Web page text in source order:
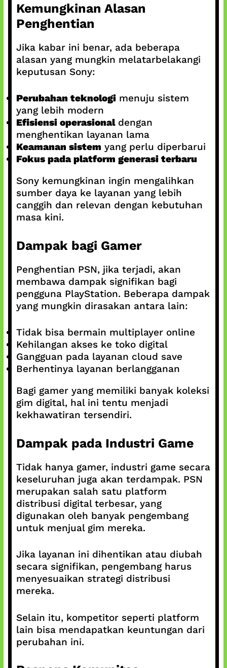
Kemungkinan Alasan
Penghentian
Jika kabar ini benar, ada beberapa
alasan yang mungkin melatarbelakangi
keputusan Sony:
Perubahan teknologimenuju sistem
yang lebih modern
Efisiensi operasionaldengan
menghentikan layanan lama
Keamanan sistem yang perlu diperbarui
Fokus pada platform generasi terbaru
Sony kemungkinan ingin mengalihkan
sumber daya ke layanan yang lebih
canggih dan relevan dengan kebutuhan
masa kini.
Dampak bagi Gamer
Penghentian PSN, jika terjadi, akan
membawa dampak signifikan bagi
pengguna PlayStation. Beberapa dampak
yang mungkin dirasakan antara lain:
Tidak bisa bermain multiplayer online
Kehilangan akses ke toko digital
Gangguan pada layanan cloud save
Berhentinya layanan berlangganan
Bagi gamer yang memiliki banyak koleksi
gim digital, hal ini tentu menjadi
kekhawatiran tersendiri.
Dampak pada Industri Game
Tidak hanya gamer, industri game secara
keseluruhan juga akan terdampak. PSN
merupakan salah satu platform
distribusi digital terbesar, yang
digunakan oleh banyak pengembang
untuk menjual gim mereka.
Jika layanan ini dihentikan atau diubah
secara signifikan, pengembang harus
menyesuaikan strategi distribusi
mereka.
Selain itu, kompetitor seperti platform
lain bisa mendapatkan keuntungan dari
perubahan ini.